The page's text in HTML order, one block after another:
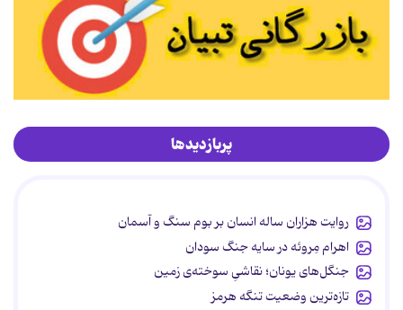
پربازدیدها
روایت هزاران ساله انسان بر بوم سنگ و آسمان
اهرام مِروئه در سایه جنگ سودان
جنگل‌های یونان؛ نقاشیِ سوخته‌ی زمین
تازه‌ترین وضعیت تنگه هرمز